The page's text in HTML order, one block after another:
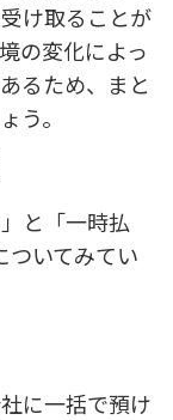
け取ることが
の変化によっ
るため、まと
う。
と「一時払
ついてみてい
に一括で預け